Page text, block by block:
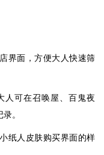
界面，方便大人快速筛
可在召唤屋、百鬼夜
。
纸人皮肤购买界面的样